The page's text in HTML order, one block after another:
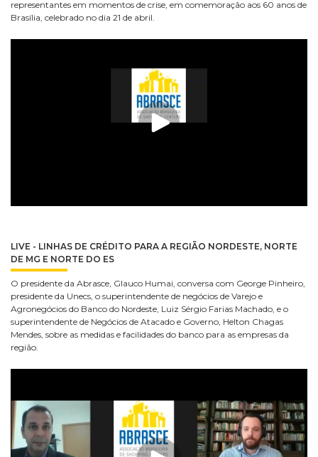
representantes em momentos de crise, em comemoração aos 60 anos de
Brasília, celebrado no dia 21 de abril.
LIVE - LINHAS DE CRÉDITO PARA A REGIÃO NORDESTE, NORTE
DE MG E NORTE DO ES
O presidente da Abrasce, Glauco Humai, conversa com George Pinheiro,
presidente da Unecs, o superintendente de negócios de Varejo e
Agronegócios do Banco do Nordeste, Luiz Sérgio Farias Machado, e o
superintendente de Negócios de Atacado e Governo, Helton Chagas
Mendes, sobre as medidas e facilidades do banco para as empresas da
região.